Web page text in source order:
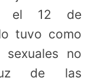
el 12 de
tuvo como
no
de las